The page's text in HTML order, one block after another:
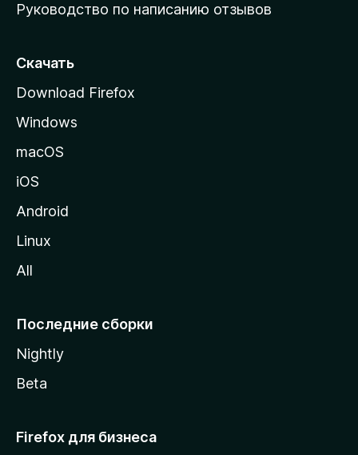
ю
т
а
н
у
M
i
l
Руководство по написанию отзывов
Скачать
Download Firefox
Windows
macOS
iOS
Android
Linux
All
Последние сборки
Nightly
Beta
Firefox для бизнеса